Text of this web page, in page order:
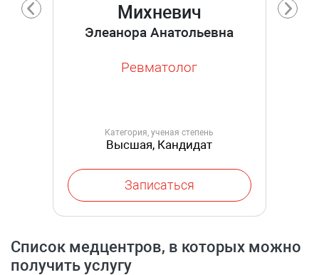
Михневич
Элеанора Анатольевна
Ревматолог
Категория, ученая степень
Высшая, Кандидат
Записаться
Список медцентров, в которых можно
получить услугу